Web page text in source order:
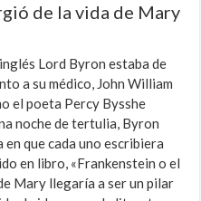
de la vida de Mary
Lord Byron estaba de
a su médico, John William
el poeta Percy Bysshe
noche de tertulia, Byron
que cada uno escribiera
en libro, «Frankenstein o el
Mary llegaría a ser un pilar